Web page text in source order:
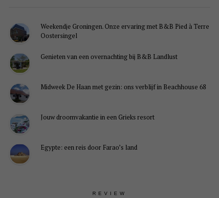
Weekendje Groningen. Onze ervaring met B&B Pied à Terre
Oostersingel
Genieten van een overnachting bij B&B Landlust
Midweek De Haan met gezin: ons verblijf in Beachhouse 68
Jouw droomvakantie in een Grieks resort
Egypte: een reis door Farao’s land
REVIEW